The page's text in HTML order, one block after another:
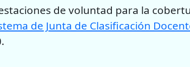
de voluntad para la
de Junta de Clasificación